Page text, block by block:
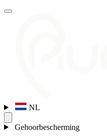
NL
Gehoorbescherming